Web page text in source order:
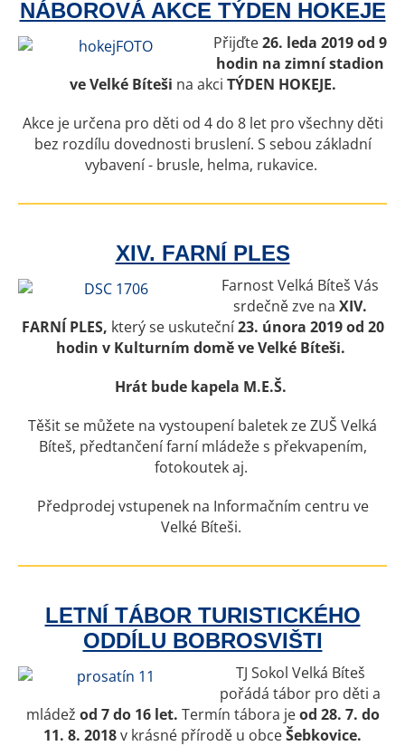
NÁBOROVÁ AKCE TÝDEN HOKEJE
Přijďte26. leda 2019 od 9
hodin na zimní stadion
ve Velké Bíteši na akci TÝDEN HOKEJE.
Akce je určena pro děti od 4 do 8 let pro všechny děti
bez rozdílu dovednosti bruslení. S sebou základní
vybavení - brusle, helma, rukavice.
XIV. FARNÍ PLES
Farnost Velká Bíteš Vás
srdečně zve na XIV.
FARNÍ PLES, který se uskuteční23. února 2019 od 20
hodin v Kulturním domě ve Velké Bíteši.
Hrát bude kapela M.E.Š.
Těšit se můžete na vystoupení baletek ze ZUŠ Velká
Bíteš, předtančení farní mládeže s překvapením,
fotokoutek aj.
Předprodej vstupenek na Informačním centru ve
Velké Bíteši.
LETNÍ TÁBOR TURISTICKÉHO
ODDÍLU BOBROSVIŠTI
TJ Sokol Velká Bíteš
pořádá tábor pro děti a
mládež od 7 do 16 let. Termín tábora jeod 28. 7. do
11. 8. 2018v krásné přírodě u obceŠebkovice.